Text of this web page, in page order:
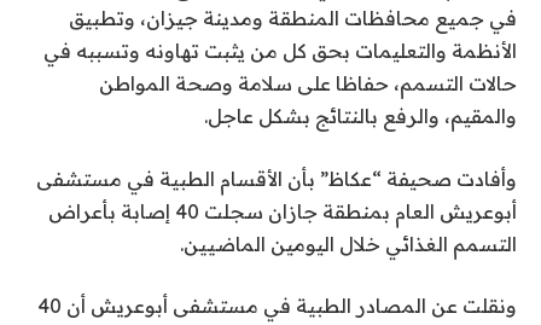
في جميع محافظات المنطقة ومدينة جيزان، وتطبيق
الأنظمة والتعليمات بحق كل من يثبت تهاونه وتسببه في
حالات التسمم، حفاظا على سلامة وصحة المواطن
والمقيم، والرفع بالنتائج بشكل عاجل.
وأفادت صحيفة “عكاظ” بأن الأقسام الطبية في مستشفى
أبوعريش العام بمنطقة جازان سجلت 40 إصابة بأعراض
التسمم الغذائي خلال اليومين الماضيين.
ونقلت عن المصادر الطبية في مستشفى أبوعريش أن 40